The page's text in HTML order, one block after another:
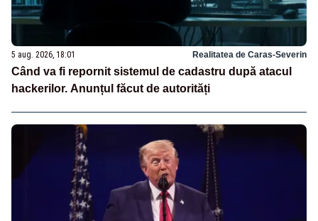
5 aug. 2026, 18:01 Realitatea de Caras-Severin
Când va fi repornit sistemul de cadastru după atacul
hackerilor. Anunțul făcut de autorități